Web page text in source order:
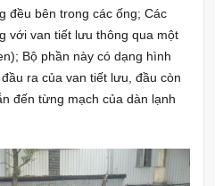
đều bên trong các ống; Các
với van tiết lưu thông qua một
Bộ phần này có dạng hình
ra của van tiết lưu, đầu còn
đến từng mạch của dàn lạnh